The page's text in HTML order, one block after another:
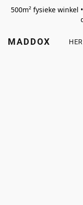
500m² fysieke winkel
MADDOX